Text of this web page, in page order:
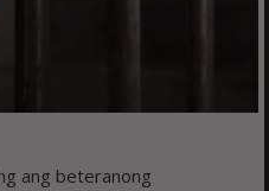
ang beteranong